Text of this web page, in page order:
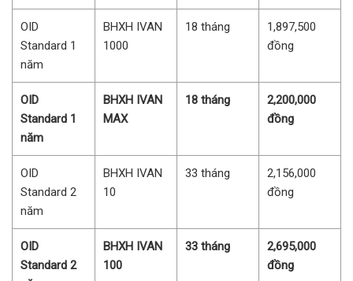
OID
Standard 1
năm
BHXH IVAN
1000
18 tháng
1,897,500
đồng
OID
Standard 1
năm
BHXH IVAN
MAX
18 tháng
2,200,000
đồng
OID
Standard 2
năm
BHXH IVAN
10
33 tháng
2,156,000
đồng
OID
Standard 2
BHXH IVAN
100
33 tháng
2,695,000
đồng